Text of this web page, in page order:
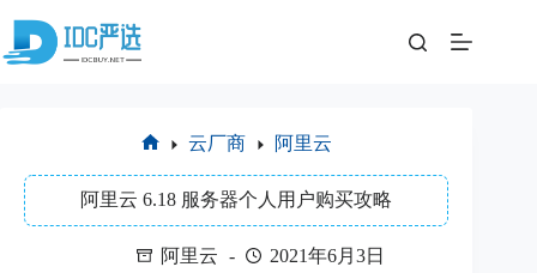
内
页
云厂商 阿里云
阿里云 6.18 服务器个人用户购买攻略
阿里云 2021年6月3日